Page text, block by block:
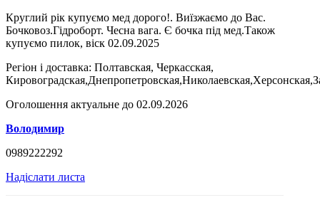
Круглий рік купуємо мед дорого!. Виїзжаємо до Вас.
Бочковоз.Гідроборт. Чесна вага. Є бочка під мед.Також
купуємо пилок, віск 02.09.2025
Регіон і доставка: Полтавская, Черкасская,
Оголошення актуальне до 02.09.2026
Володимир
0989222292
Надіслати листа